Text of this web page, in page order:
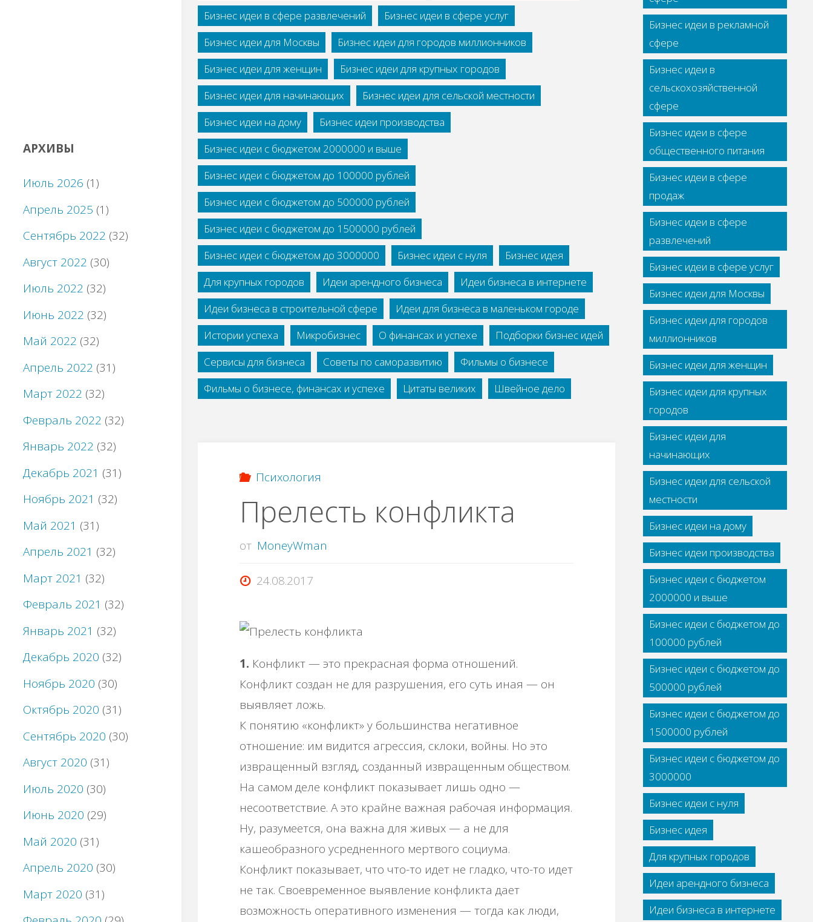
Бизнес идеи в сфере развлечений
Бизнес идеи в сфере услуг
Бизнес идеи для Москвы
Бизнес идеи для городов миллионников
Бизнес идеи для женщин
Бизнес идеи для крупных городов
Бизнес идеи для начинающих
Бизнес идеи для сельской местности
Бизнес идеи на дому
Бизнес идеи производства
Бизнес идеи с бюджетом 2000000 и выше
Бизнес идеи с бюджетом до 100000 рублей
Бизнес идеи с бюджетом до 500000 рублей
Бизнес идеи с бюджетом до 1500000 рублей
Бизнес идеи с бюджетом до 3000000
Бизнес идеи с нуля
Бизнес идея
Для крупных городов
Идеи арендного бизнеса
Идеи бизнеса в интернете
Идеи бизнеса в строительной сфере
Идеи для бизнеса в маленьком городе
Истории успеха
Микробизнес О финансах и успехе
Подборки бизнес идей
Сервисы для бизнеса
Советы по саморазвитию
Фильмы о бизнесе
Фильмы о бизнесе, финансах и успехе
Цитаты великих Швейное дело
Психология
Прелесть конфликта
от MoneyWman
24.08.2017
1. Конфликт — это прекрасная форма отношений.
Конфликт создан не для разрушения, его суть иная — он
выявляет ложь.
К понятию «конфликт» у большинства негативное
отношение: им видится агрессия, склоки, войны. Но это
извращенный взгляд, созданный извращенным обществом.
На самом деле конфликт показывает лишь одно —
несоответствие. А это крайне важная рабочая информация.
Ну, разумеется, она важна для живых — а не для
кашеобразного усредненного мертвого социума.
Конфликт показывает, что что-то идет не гладко, что-то идет
не так. Своевременное выявление конфликта дает
возможность оперативного изменения — тогда как люди,
АРХИВЫ
Июль 2026 (1)
Апрель 2025 (1)
Сентябрь 2022 (32)
Август 2022 (30)
Июль 2022 (32)
Июнь 2022 (32)
Май 2022 (32)
Апрель 2022 (31)
Март 2022 (32)
Февраль 2022 (32)
Январь 2022 (32)
Декабрь 2021 (31)
Ноябрь 2021 (32)
Май 2021 (31)
Апрель 2021 (32)
Март 2021 (32)
Февраль 2021 (32)
Январь 2021 (32)
Декабрь 2020 (32)
Ноябрь 2020 (30)
Октябрь 2020 (31)
Сентябрь 2020 (30)
Август 2020 (31)
Июль 2020 (30)
Июнь 2020 (29)
Май 2020 (31)
Апрель 2020 (30)
Март 2020 (31)
Бизнес идеи в рекламной
сфере
Бизнес идеи в
сельскохозяйственной
сфере
Бизнес идеи в сфере
общественного питания
Бизнес идеи в сфере
продаж
Бизнес идеи в сфере
развлечений
Бизнес идеи в сфере услуг
Бизнес идеи для Москвы
Бизнес идеи для городов
миллионников
Бизнес идеи для женщин
Бизнес идеи для крупных
городов
Бизнес идеи для
начинающих
Бизнес идеи для сельской
местности
Бизнес идеи на дому
Бизнес идеи производства
Бизнес идеи с бюджетом
2000000 и выше
Бизнес идеи с бюджетом до
100000 рублей
Бизнес идеи с бюджетом до
500000 рублей
Бизнес идеи с бюджетом до
1500000 рублей
Бизнес идеи с бюджетом до
3000000
Бизнес идеи с нуля
Бизнес идея
Для крупных городов
Идеи арендного бизнеса
Идеи бизнеса в интернете